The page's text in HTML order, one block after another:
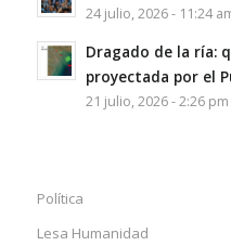
24 julio, 2026 - 11:24
Dragado de la ría:
proyectada por el
21 julio, 2026 - 2:26 pm
Política
Lesa Humanidad